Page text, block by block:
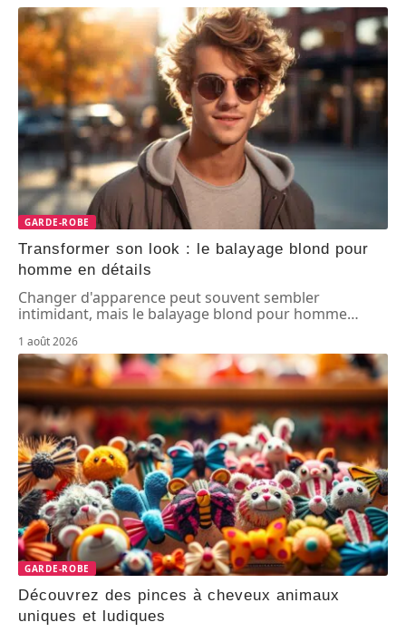
GARDE-ROBE
Transformer son look : le balayage blond pour
homme en détails
Changer d'apparence peut souvent sembler
intimidant, mais le balayage blond pour homme…
1 août 2026
GARDE-ROBE
Découvrez des pinces à cheveux animaux
uniques et ludiques